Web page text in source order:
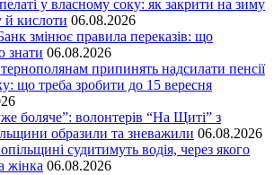
у власному соку: як закрити на зиму
й кислоти 06.08.2026
змінює правила переказів: що
знати 06.08.2026
припинять надсилати пенсії
що треба зробити до 15 вересня
боляче”: волонтерів “На Щиті” з
образили та зневажили 06.08.2026
судитимуть водія, через якого
жінка 06.08.2026